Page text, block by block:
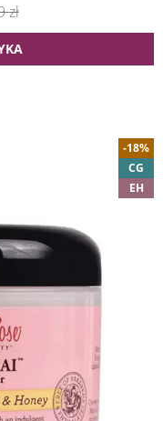
zł
-18%
CG
EH